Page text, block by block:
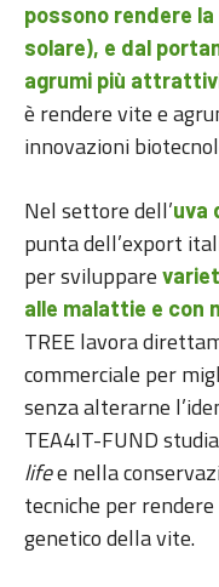
possono rendere
solare), e dal
agrumi più
è rendere vite e
innovazioni
Nel settore dell’uva
punta dell’export
per sviluppare
alle malattie e con
TREE lavora
commerciale per
senza alterarne
TEA4IT-FUND
lifee nella
tecniche per
genetico della vite.